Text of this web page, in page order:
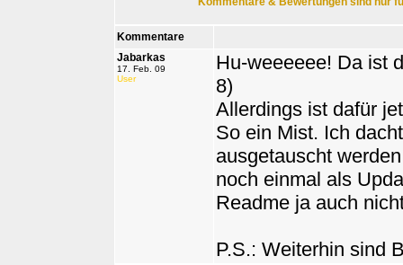
Kommentare
Jabarkas
17. Feb. 09
User
Hu-weeeeee! Da ist
8)
Allerdings ist dafür
So ein Mist. Ich
ausgetauscht
noch einmal als
Readme ja auch
P.S.: Weiterhin sind